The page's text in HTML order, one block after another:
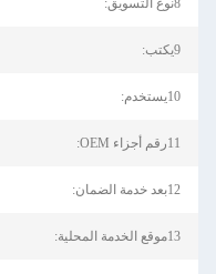
8نوع التسويق:
9يكتب:
10يستخدم:
11رقم أجزاء OEM:
12بعد خدمة الضمان:
13موقع الخدمة المحلية: